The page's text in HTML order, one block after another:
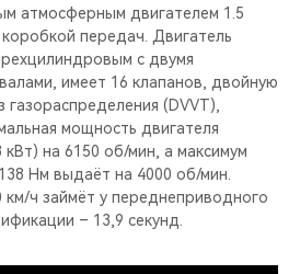
атмосферным двигателем 1.5
передач. Двигатель
с двумя
имеет 16 клапанов, двойную
газораспределения (DVVT),
мощность двигателя
кВт) на 6150 об/мин, а максимум
Нм выдаёт на 4000 об/мин.
ч займёт у переднеприводного
– 13,9 секунд.